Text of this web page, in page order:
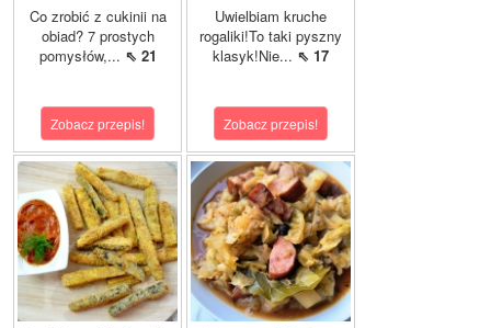
Co zrobić z cukinii na
obiad? 7 prostych
pomysłów,... ⇖ 21
Zobacz przepis!
Uwielbiam kruche
rogaliki!To taki pyszny
klasyk!Nie... ⇖ 17
Zobacz przepis!